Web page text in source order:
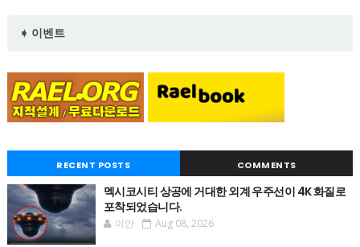
➧ 이벤트
RECENT POSTS COMMENTS
멕시코시티 상공에 거대한 외계 우주선이 4K 화질로
포착되었습니다.
이안 Aug 08, 2026